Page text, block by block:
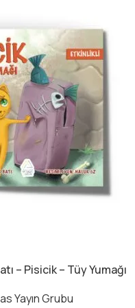
– Pisicik – Tüy Yumağı
Yayın Grubu